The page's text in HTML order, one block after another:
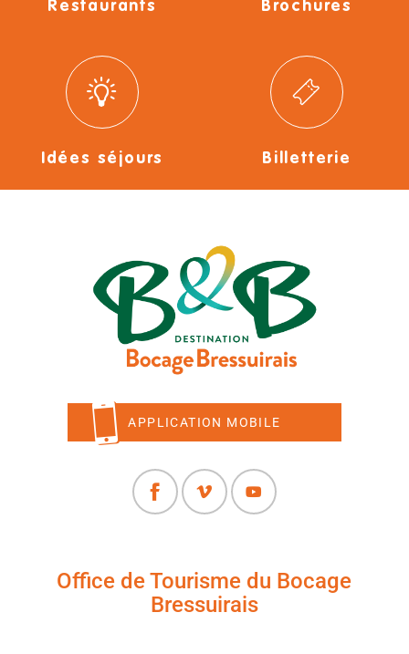
Restaurants Brochures
Idées séjours Billetterie
APPLICATION MOBILE
Office de Tourisme du Bocage
Bressuirais